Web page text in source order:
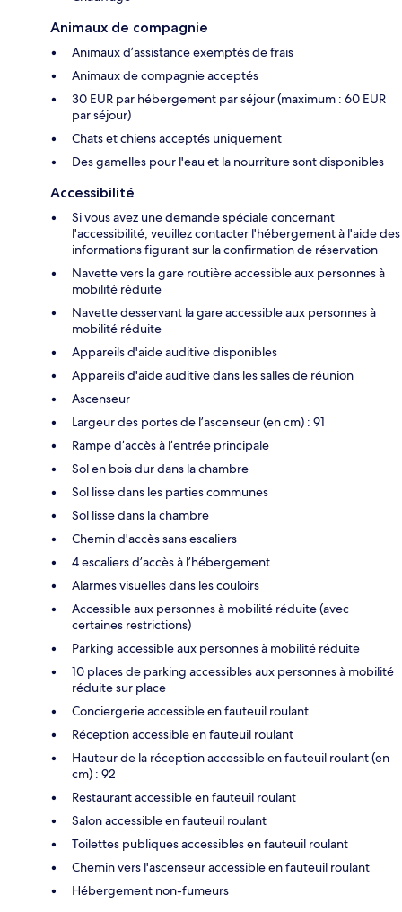
Animaux de compagnie
Animaux d’assistance exemptés de frais
Animaux de compagnie acceptés
30 EUR par hébergement par séjour (maximum : 60 EUR
par séjour)
Chats et chiens acceptés uniquement
Des gamelles pour l'eau et la nourriture sont disponibles
Accessibilité
Si vous avez une demande spéciale concernant
l'accessibilité, veuillez contacter l'hébergement à l'aide des
informations figurant sur la confirmation de réservation
Navette vers la gare routière accessible aux personnes à
mobilité réduite
Navette desservant la gare accessible aux personnes à
mobilité réduite
Appareils d'aide auditive disponibles
Appareils d'aide auditive dans les salles de réunion
Ascenseur
Largeur des portes de l’ascenseur (en cm) : 91
Rampe d’accès à l’entrée principale
Sol en bois dur dans la chambre
Sol lisse dans les parties communes
Sol lisse dans la chambre
Chemin d'accès sans escaliers
4 escaliers d’accès à l’hébergement
Alarmes visuelles dans les couloirs
Accessible aux personnes à mobilité réduite (avec
certaines restrictions)
Parking accessible aux personnes à mobilité réduite
10 places de parking accessibles aux personnes à mobilité
réduite sur place
Conciergerie accessible en fauteuil roulant
Réception accessible en fauteuil roulant
Hauteur de la réception accessible en fauteuil roulant (en
cm) : 92
Restaurant accessible en fauteuil roulant
Salon accessible en fauteuil roulant
Toilettes publiques accessibles en fauteuil roulant
Chemin vers l'ascenseur accessible en fauteuil roulant
Hébergement non-fumeurs